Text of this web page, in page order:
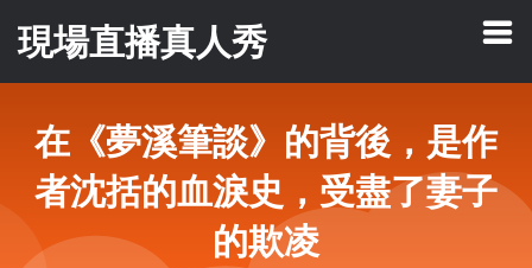
現場直播真人秀
在《夢溪筆談》的背後，是作
者沈括的血淚史，受盡了妻子
的欺凌